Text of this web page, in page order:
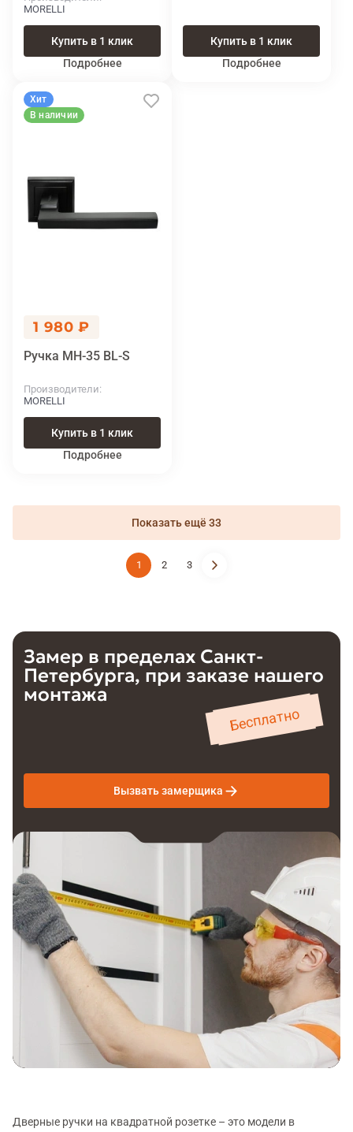
MORELLI
Купить в 1 клик
Подробнее
Купить в 1 клик
Подробнее
Хит
В наличии
1 980 ₽
Ручка MH-35 BL-S
Производители
MORELLI
Купить в 1 клик
Подробнее
Показать ещё 33
1 2 3
Замер в пределах Санкт-
Петербурга, при заказе нашего
монтажа
Бесплатно
Вызвать замерщика
Дверные ручки на квадратной розетке – это модели в